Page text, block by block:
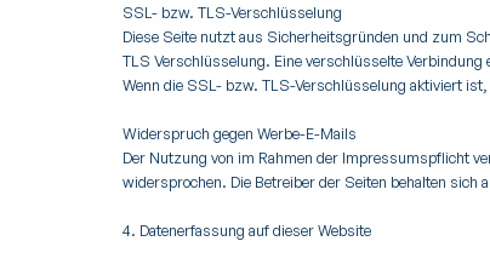
SSL- bzw. TLS-Verschlüsselung
Diese Seite nutzt aus Sicherheitsgründen und zum
TLS Verschlüsselung. Eine verschlüsselte
Wenn die SSL- bzw. TLS-Verschlüsselung aktiviert
Widerspruch gegen Werbe-E-Mails
Der Nutzung von im Rahmen der Impressumspflicht
widersprochen. Die Betreiber der Seiten behalten
4. Datenerfassung auf dieser Website